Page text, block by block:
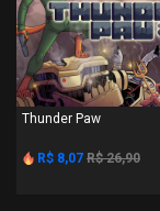
Thunder Paw
R$ 8,07 R$ 26,90